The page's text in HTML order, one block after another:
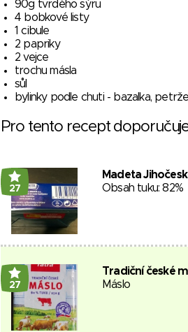
90g tvrdého sýru
4 bobkové listy
1 cibule
2 papriky
2 vejce
trochu másla
sůl
bylinky podle chuti - bazalka,
Pro tento recept
27
Madeta
Obsah tuku: 82%
27
Tradiční české
Máslo